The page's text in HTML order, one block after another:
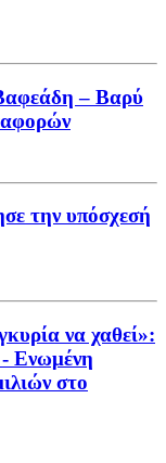
– Βαρύ
την υπόσχεσή
να χαθεί»:
Ενωμένη
στο